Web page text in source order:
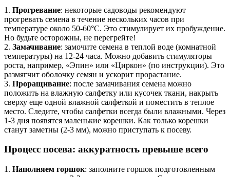
1. Прогревание: некоторые садоводы рекомендуют
прогревать семена в течение нескольких часов при
температуре около 50-60°C. Это стимулирует их пробуждение.
Но будьте осторожны, не перегрейте!
2. Замачивание: замочите семена в теплой воде (комнатной
температуры) на 12-24 часа. Можно добавить стимуляторы
роста, например, «Эпин» или «Циркон» (по инструкции). Это
размягчит оболочку семян и ускорит прорастание.
3. Проращивание: после замачивания семена можно
положить на влажную салфетку или кусочек ткани, накрыть
сверху еще одной влажной салфеткой и поместить в теплое
место. Следите, чтобы салфетки всегда были влажными. Через
1-3 дня появятся маленькие корешки. Как только корешки
станут заметны (2-3 мм), можно приступать к посеву.
Процесс посева: аккуратность превыше всего
1. Наполняем горшок: заполните горшок подготовленным